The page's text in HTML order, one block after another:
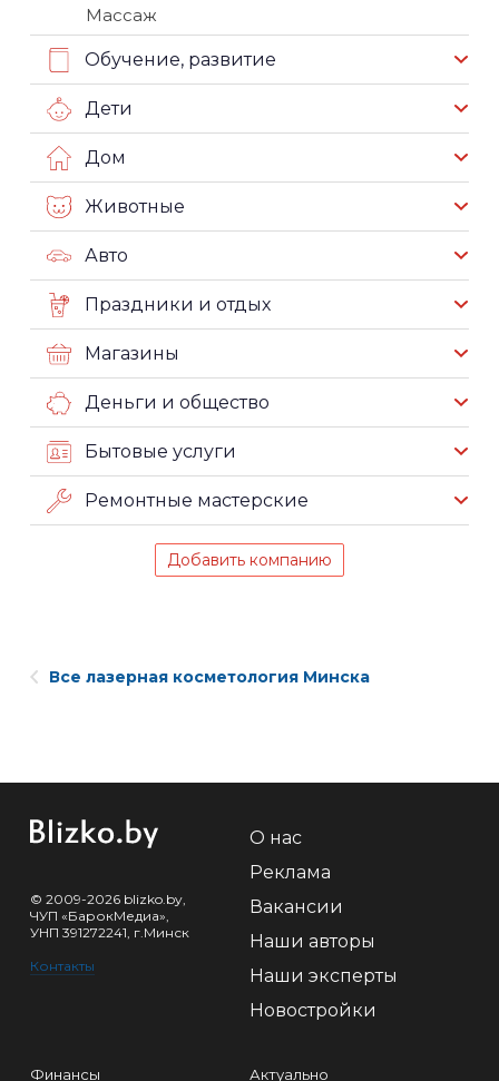
Массаж
Обучение, развитие
Дети
Дом
Животные
Авто
Праздники и отдых
Магазины
Деньги и общество
Бытовые услуги
Ремонтные мастерские
Добавить компанию
Все лазерная косметология Минска
© 2009-2026 blizko.by,
ЧУП «БарокМедиа»,
УНП 391272241, г.Минск
Контакты
О нас
Реклама
Вакансии
Наши авторы
Наши эксперты
Новостройки
Финансы Актуально